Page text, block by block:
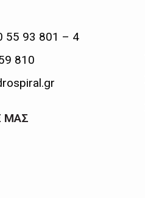
55 93 801 – 4
810
ΜΑΣ